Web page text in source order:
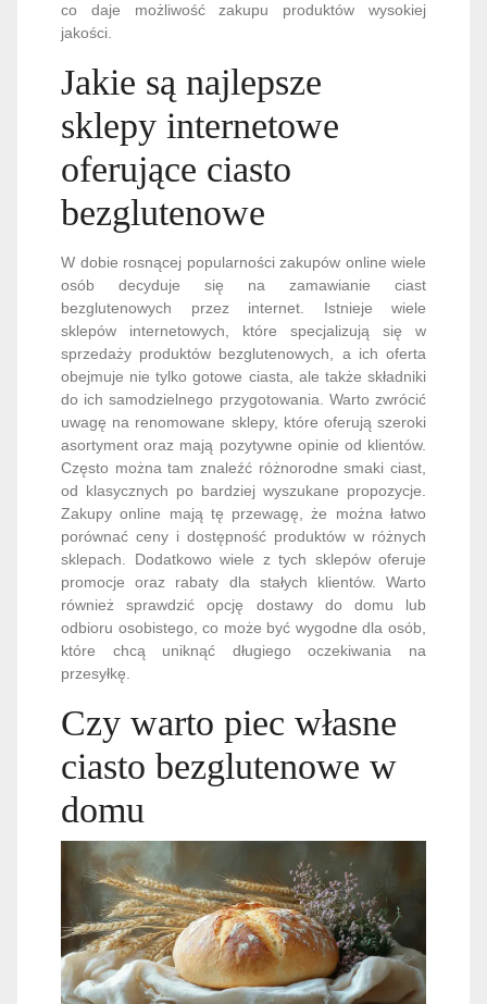
co daje możliwość zakupu produktów wysokiej
jakości.
Jakie są najlepsze
sklepy internetowe
oferujące ciasto
bezglutenowe
W dobie rosnącej popularności zakupów online wiele
osób decyduje się na zamawianie ciast
bezglutenowych przez internet. Istnieje wiele
sklepów internetowych, które specjalizują się w
sprzedaży produktów bezglutenowych, a ich oferta
obejmuje nie tylko gotowe ciasta, ale także składniki
do ich samodzielnego przygotowania. Warto zwrócić
uwagę na renomowane sklepy, które oferują szeroki
asortyment oraz mają pozytywne opinie od klientów.
Często można tam znaleźć różnorodne smaki ciast,
od klasycznych po bardziej wyszukane propozycje.
Zakupy online mają tę przewagę, że można łatwo
porównać ceny i dostępność produktów w różnych
sklepach. Dodatkowo wiele z tych sklepów oferuje
promocje oraz rabaty dla stałych klientów. Warto
również sprawdzić opcję dostawy do domu lub
odbioru osobistego, co może być wygodne dla osób,
które chcą uniknąć długiego oczekiwania na
przesyłkę.
Czy warto piec własne
ciasto bezglutenowe w
domu